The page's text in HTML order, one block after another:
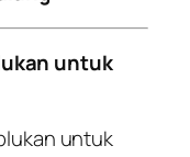
untuk
untuk